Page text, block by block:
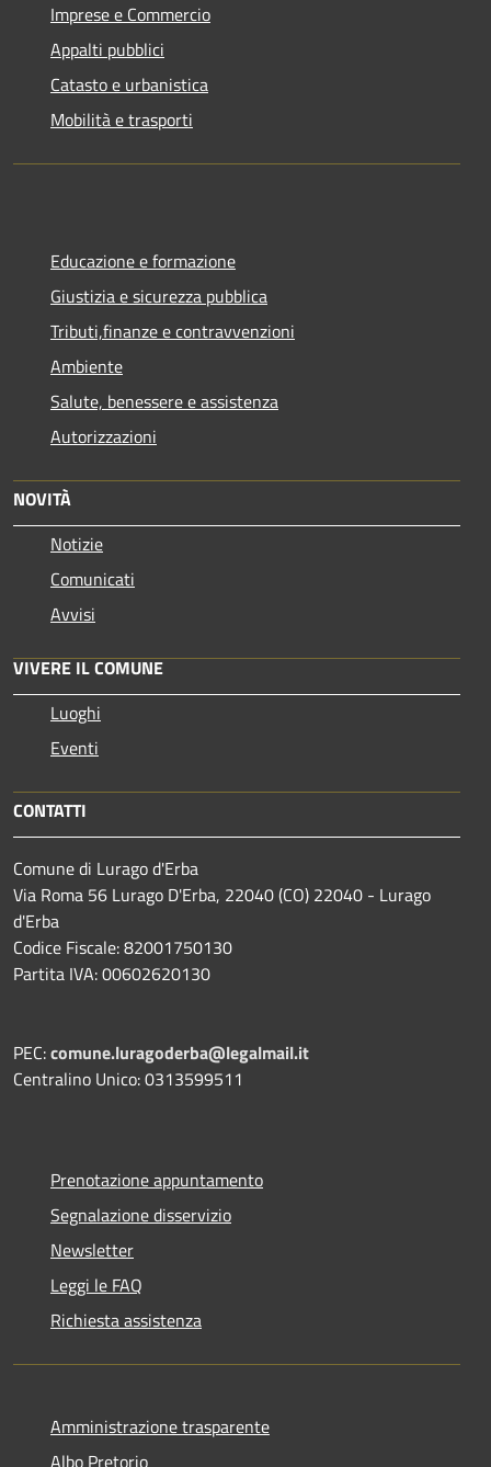
Imprese e Commercio
Appalti pubblici
Catasto e urbanistica
Mobilità e trasporti
Educazione e formazione
Giustizia e sicurezza pubblica
Tributi,finanze e contravvenzioni
Ambiente
Salute, benessere e assistenza
Autorizzazioni
NOVITÀ
Notizie
Comunicati
Avvisi
VIVERE IL COMUNE
Luoghi
Eventi
CONTATTI
Comune di Lurago d'Erba
Via Roma 56 Lurago D'Erba, 22040 (CO) 22040 - Lurago
d'Erba
Codice Fiscale: 82001750130
Partita IVA: 00602620130
PEC:comune.luragoderba@legalmail.it
Centralino Unico: 0313599511
Prenotazione appuntamento
Segnalazione disservizio
Newsletter
Leggi le FAQ
Richiesta assistenza
Amministrazione trasparente
Albo Pretorio